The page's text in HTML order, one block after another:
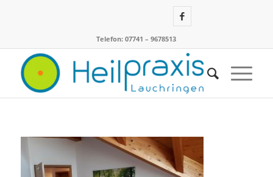
Telefon: 07741 – 9678513